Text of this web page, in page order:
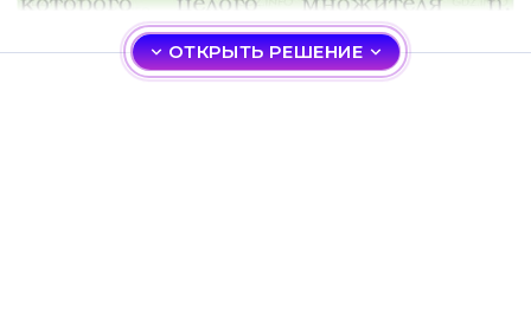
ОТКРЫТЬ РЕШЕНИЕ